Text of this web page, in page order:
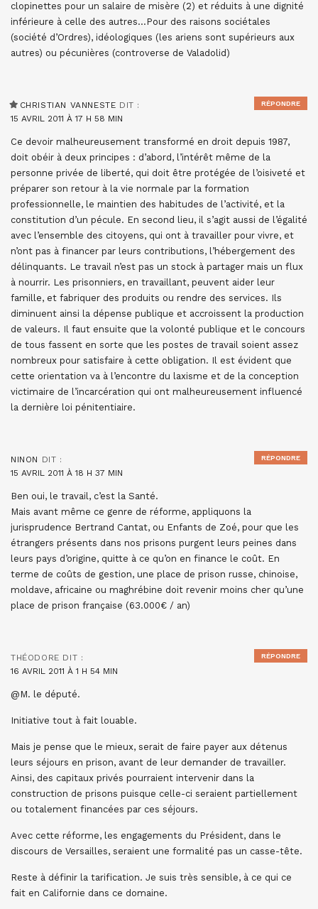
clopinettes pour un salaire de misère (2) et réduits à une dignité
inférieure à celle des autres…Pour des raisons sociétales
(société d’Ordres), idéologiques (les ariens sont supérieurs aux
autres) ou pécunières (controverse de Valadolid)
CHRISTIAN VANNESTE DIT :
15 AVRIL 2011 À 17 H 58 MIN
Ce devoir malheureusement transformé en droit depuis 1987,
doit obéir à deux principes : d’abord, l’intérêt même de la
personne privée de liberté, qui doit être protégée de l’oisiveté et
préparer son retour à la vie normale par la formation
professionnelle, le maintien des habitudes de l’activité, et la
constitution d’un pécule. En second lieu, il s’agit aussi de l’égalité
avec l’ensemble des citoyens, qui ont à travailler pour vivre, et
n’ont pas à financer par leurs contributions, l’hébergement des
délinquants. Le travail n’est pas un stock à partager mais un flux
à nourrir. Les prisonniers, en travaillant, peuvent aider leur
famille, et fabriquer des produits ou rendre des services. Ils
diminuent ainsi la dépense publique et accroissent la production
de valeurs. Il faut ensuite que la volonté publique et le concours
de tous fassent en sorte que les postes de travail soient assez
nombreux pour satisfaire à cette obligation. Il est évident que
cette orientation va à l’encontre du laxisme et de la conception
victimaire de l’incarcération qui ont malheureusement influencé
la dernière loi pénitentiaire.
RÉPONDRE
NINON DIT :
15 AVRIL 2011 À 18 H 37 MIN
Ben oui, le travail, c’est la Santé.
Mais avant même ce genre de réforme, appliquons la
jurisprudence Bertrand Cantat, ou Enfants de Zoé, pour que les
étrangers présents dans nos prisons purgent leurs peines dans
leurs pays d’origine, quitte à ce qu’on en finance le coût. En
terme de coûts de gestion, une place de prison russe, chinoise,
moldave, africaine ou maghrébine doit revenir moins cher qu’une
place de prison française (63.000€ / an)
RÉPONDRE
THÉODORE DIT :
16 AVRIL 2011 À 1 H 54 MIN
@M. le député.
Initiative tout à fait louable.
Mais je pense que le mieux, serait de faire payer aux détenus
leurs séjours en prison, avant de leur demander de travailler.
Ainsi, des capitaux privés pourraient intervenir dans la
construction de prisons puisque celle-ci seraient partiellement
ou totalement financées par ces séjours.
Avec cette réforme, les engagements du Président, dans le
discours de Versailles, seraient une formalité pas un casse-tête.
Reste à définir la tarification. Je suis très sensible, à ce qui ce
fait en Californie dans ce domaine.
RÉPONDRE